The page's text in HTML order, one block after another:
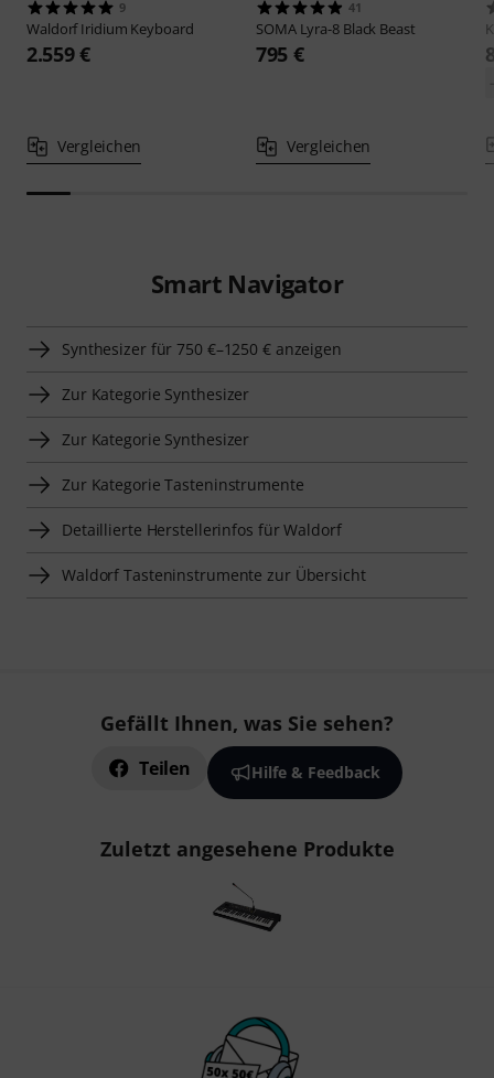
9
WaldorfIridium Keyboard
2.559 €
Vergleichen
41
SOMA Lyra-8 Black Beast
795 €
Vergleichen
Smart Navigator
Synthesizer für 750 €–1250 € anzeigen
Zur Kategorie Synthesizer
Zur Kategorie Synthesizer
Zur Kategorie Tasteninstrumente
Detaillierte Herstellerinfos für Waldorf
Waldorf Tasteninstrumente zur Übersicht
Gefällt Ihnen, was Sie sehen?
Teilen Hilfe & Feedback
Zuletzt angesehene Produkte